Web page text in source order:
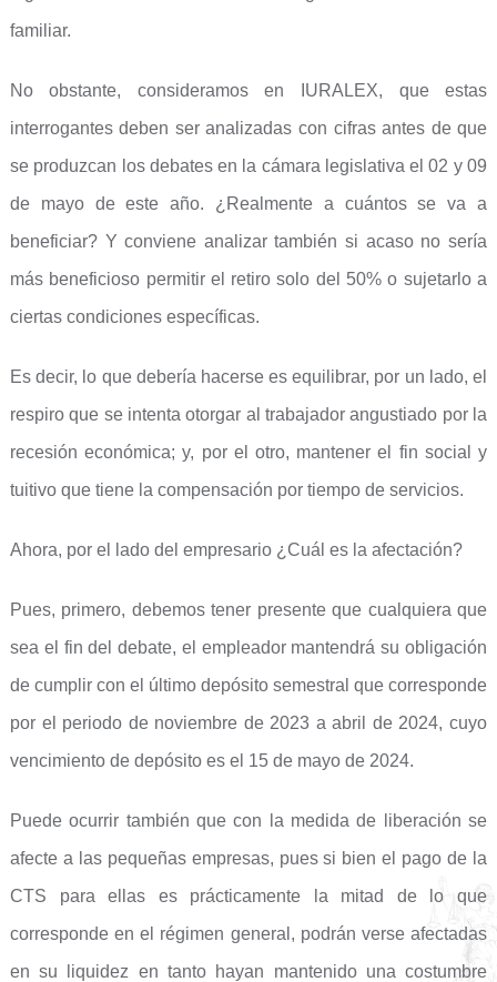
familiar.
No obstante, consideramos en IURALEX, que estas
interrogantes deben ser analizadas con cifras antes de que
se produzcan los debates en la cámara legislativa el 02 y 09
de mayo de este año. ¿Realmente a cuántos se va a
beneficiar? Y conviene analizar también si acaso no sería
más beneficioso permitir el retiro solo del 50% o sujetarlo a
ciertas condiciones específicas.
Es decir, lo que debería hacerse es equilibrar, por un lado, el
respiro que se intenta otorgar al trabajador angustiado por la
recesión económica; y, por el otro, mantener el fin social y
tuitivo que tiene la compensación por tiempo de servicios.
Ahora, por el lado del empresario ¿Cuál es la afectación?
Pues, primero, debemos tener presente que cualquiera que
sea el fin del debate, el empleador mantendrá su obligación
de cumplir con el último depósito semestral que corresponde
por el periodo de noviembre de 2023 a abril de 2024, cuyo
vencimiento de depósito es el 15 de mayo de 2024.
Puede ocurrir también que con la medida de liberación se
afecte a las pequeñas empresas, pues si bien el pago de la
CTS para ellas es prácticamente la mitad de lo que
corresponde en el régimen general, podrán verse afectadas
en su liquidez en tanto hayan mantenido una costumbre